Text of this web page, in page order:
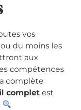
vos
ou du moins les
aux
compétences
complète
complet est